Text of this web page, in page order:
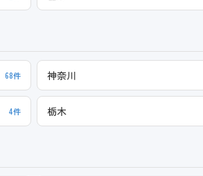
68件 神奈川
4件 栃木